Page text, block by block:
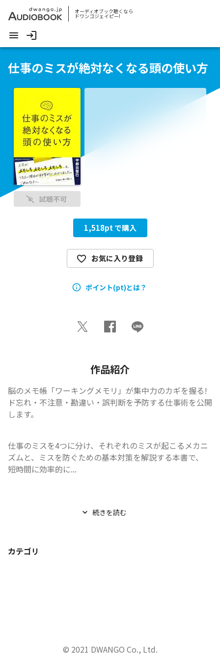
オーディオブック聴くなら
ドワンゴジェイピー!
仕事のミスが絶対なくなる頭の使い方
試聴不可
1,518pt で購入
お気に入り登録
ポイント(pt)とは？
作品紹介
脳のメモ帳「ワーキングメモリ」が集中力のカギを握る!
ド忘れ・不注意・勘違い・誤判断を予防する仕事術を公開
します。
仕事のミスを4つに分け、それぞれのミスが起こるメカニ
ズムと、ミスを防ぐための基本対策を解説する本書で、
短時間に効率的に...
続きを読む
カテゴリ
© 2021 DWANGO Co., Ltd.